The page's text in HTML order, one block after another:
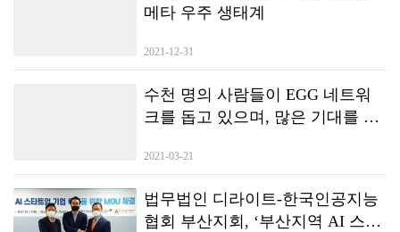
메타 우주 생태계
2021-12-31
수천 명의 사람들이 EGG 네트워
크를 돕고 있으며, 많은 기대를 모
Consensus Forum이 하이커 우에서
2021-03-21
법무법인 디라이트-한국인공지능
협회 부산지회, ‘부산지역 AI 스타